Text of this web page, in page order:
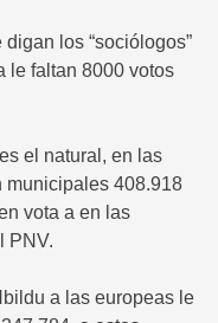
los “sociólogos”
le faltan 8000 votos
el natural, en las
municipales 408.918
vota a en las
PNV.
a las europeas le